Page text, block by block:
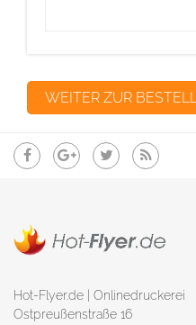
Hot-Flyer.de | Onlinedruckerei
Ostpreußenstraße 16